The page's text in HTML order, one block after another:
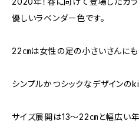
優しいラベンダー色です。
22㎝は女性の足の小さいさんにも
シンプルかつシックなデザインの
サイズ展開は13〜22㎝と幅広い